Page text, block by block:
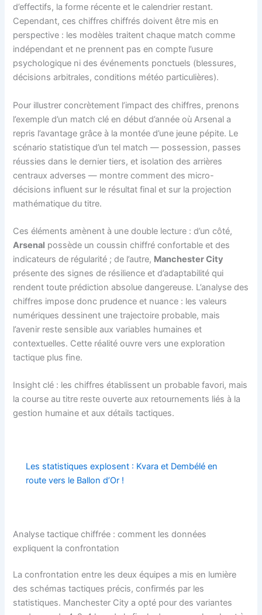
d’effectifs, la forme récente et le calendrier restant.
Cependant, ces chiffres chiffrés doivent être mis en
perspective : les modèles traitent chaque match comme
indépendant et ne prennent pas en compte l’usure
psychologique ni des événements ponctuels (blessures,
décisions arbitrales, conditions météo particulières).
Pour illustrer concrètement l’impact des chiffres, prenons
l’exemple d’un match clé en début d’année où Arsenal a
repris l’avantage grâce à la montée d’une jeune pépite. Le
scénario statistique d’un tel match — possession, passes
réussies dans le dernier tiers, et isolation des arrières
centraux adverses — montre comment des micro-
décisions influent sur le résultat final et sur la projection
mathématique du titre.
Ces éléments amènent à une double lecture : d’un côté,
Arsenal possède un coussin chiffré confortable et des
indicateurs de régularité ; de l’autre, Manchester City
présente des signes de résilience et d’adaptabilité qui
rendent toute prédiction absolue dangereuse. L’analyse des
chiffres impose donc prudence et nuance : les valeurs
numériques dessinent une trajectoire probable, mais
l’avenir reste sensible aux variables humaines et
contextuelles. Cette réalité ouvre vers une exploration
tactique plus fine.
Insight clé : les chiffres établissent un probable favori, mais
la course au titre reste ouverte aux retournements liés à la
gestion humaine et aux détails tactiques.
Les statistiques explosent : Kvara et Dembélé en
route vers le Ballon d’Or !
Analyse tactique chiffrée : comment les données
expliquent la confrontation
La confrontation entre les deux équipes a mis en lumière
des schémas tactiques précis, confirmés par les
statistiques. Manchester City a opté pour des variantes